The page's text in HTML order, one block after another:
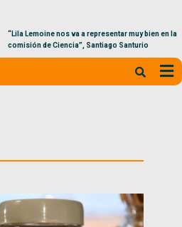
Lemoine nos va a representar muy bien en la
de Ciencia”, Santiago Santurio